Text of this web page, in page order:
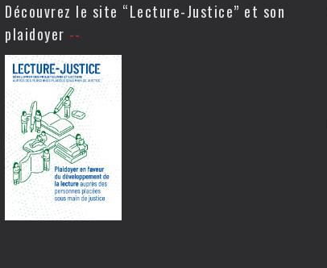
Découvrez le site “Lecture-Justice” et son
plaidoyer